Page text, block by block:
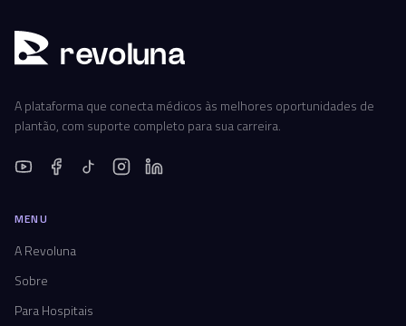
revoluna
A plataforma que conecta médicos às melhores oportunidades de
plantão, com suporte completo para sua carreira.
MENU
A Revoluna
Sobre
Para Hospitais